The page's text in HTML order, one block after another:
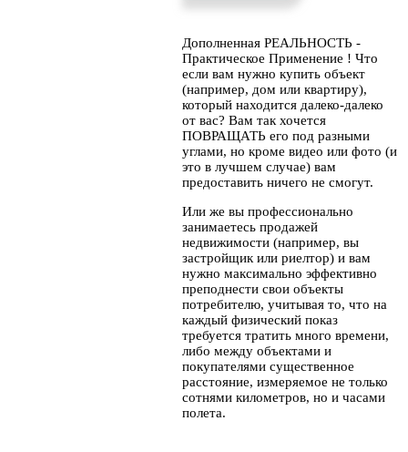
Дополненная РЕАЛЬНОСТЬ -
Практическое Применение ! Что
если вам нужно купить объект
(например, дом или квартиру),
который находится далеко-далеко
от вас? Вам так хочется
ПОВРАЩАТЬ его под разными
углами, но кроме видео или фото (и
это в лучшем случае) вам
предоставить ничего не смогут.
Или же вы профессионально
занимаетесь продажей
недвижимости (например, вы
застройщик или риелтор) и вам
нужно максимально эффективно
преподнести свои объекты
потребителю, учитывая то, что на
каждый физический показ
требуется тратить много времени,
либо между объектами и
покупателями существенное
расстояние, измеряемое не только
сотнями километров, но и часами
полета.